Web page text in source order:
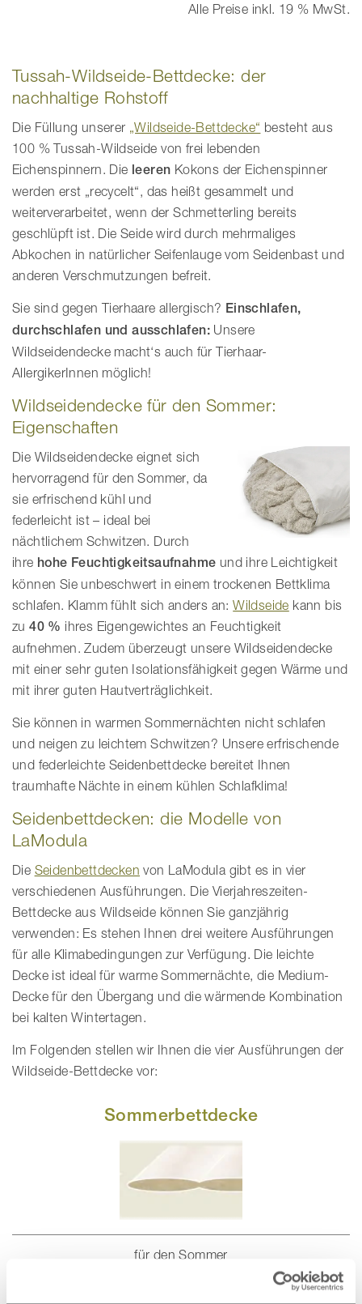
Alle Preise inkl. 19 % MwSt.
Tussah-Wildseide-Bettdecke: der
nachhaltige Rohstoff
Die Füllung unserer „Wildseide-Bettdecke“ besteht aus
100 % Tussah-Wildseide von frei lebenden
Eichenspinnern. Die leeren Kokons der Eichenspinner
werden erst „recycelt“, das heißt gesammelt und
weiterverarbeitet, wenn der Schmetterling bereits
geschlüpft ist. Die Seide wird durch mehrmaliges
Abkochen in natürlicher Seifenlauge vom Seidenbast und
anderen Verschmutzungen befreit.
Sie sind gegen Tierhaare allergisch? Einschlafen,
durchschlafen und ausschlafen: Unsere
Wildseidendecke macht‘s auch für Tierhaar-
AllergikerInnen möglich!
Wildseidendecke für den Sommer:
Eigenschaften
Die Wildseidendecke eignet sich
hervorragend für den Sommer, da
sie erfrischend kühl und
federleicht ist – ideal bei
nächtlichem Schwitzen. Durch
ihre hohe Feuchtigkeitsaufnahme und ihre Leichtigkeit
können Sie unbeschwert in einem trockenen Bettklima
schlafen. Klamm fühlt sich anders an:Wildseide kann bis
zu40 % ihres Eigengewichtes an Feuchtigkeit
aufnehmen. Zudem überzeugt unsere Wildseidendecke
mit einer sehr guten Isolationsfähigkeit gegen Wärme und
mit ihrer guten Hautverträglichkeit.
Sie können in warmen Sommernächten nicht schlafen
und neigen zu leichtem Schwitzen? Unsere erfrischende
und federleichte Seidenbettdecke bereitet Ihnen
traumhafte Nächte in einem kühlen Schlafklima!
Seidenbettdecken: die Modelle von
LaModula
Die Seidenbettdecken von LaModula gibt es in vier
verschiedenen Ausführungen. Die Vierjahreszeiten-
Bettdecke aus Wildseide können Sie ganzjährig
verwenden: Es stehen Ihnen drei weitere Ausführungen
für alle Klimabedingungen zur Verfügung. Die leichte
Decke ist ideal für warme Sommernächte, die Medium-
Decke für den Übergang und die wärmende Kombination
bei kalten Wintertagen.
Im Folgenden stellen wir Ihnen die vier Ausführungen der
Wildseide-Bettdecke vor:
Sommerbettdecke
für den Sommer
Füllmenge: 800 g bei einer Deckengröße von 135 x 200